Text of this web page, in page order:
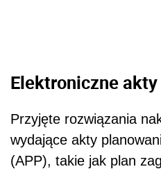
Elektroniczne
Przyjęte rozwiązania
wydające akty
(APP), takie jak plan